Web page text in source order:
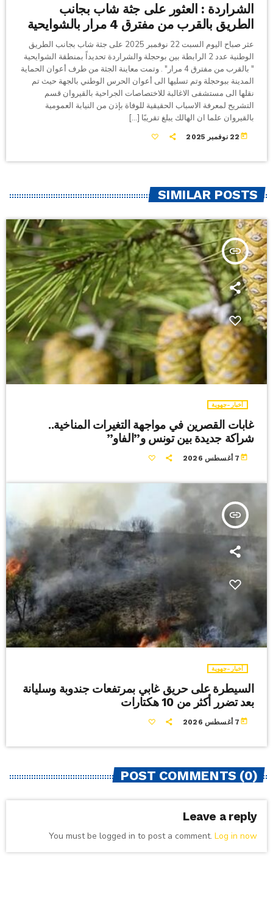
الشراردة : العثور على جثة شاب بجانب
الطريق بالقرب من مفترق 4 مرار بالشوايحية
عثر صباح اليوم السبت 22 نوفمبر 2025 على جثة شاب بجانب الطريق
الوطنية عدد 2 الرابطة بين بوحجلة والشراردة تحديداً بمنطقة الشوايحية
" بالقرب من مفترق 4 مرار" . وتمت معاينة الجثة من طرف أعوان الحماية
المدينة ببوحجلة وتم تسليها الى أعوان الحرس الوطني بالجهة حيث تم
نقلها الى مستشفى الاغالبة للاختصاصات الجراحية بالقيروان قسم
التشريح لمعرفة الاسباب الحقيقية للوفاة بإذن من النيابة العمومية
بالقيروان علما ان الهالك يبلغ تقريبًا […]
today 22 نوفمبر 2025
SIMILAR POSTS
insert_link
أخبار-جهوية
غابات القصرين في مواجهة التغيرات المناخية..
شراكة جديدة بين تونس و”الفاو”
today 7 أغسطس 2026
insert_link
أخبار-جهوية
السيطرة على حريق غابي بمرتفعات جندوبة وسليانة
بعد تضرر أكثر من 10 هكتارات
today 7 أغسطس 2026
POST COMMENTS (0)
Leave a reply
You must be logged in to post a comment. Log in now